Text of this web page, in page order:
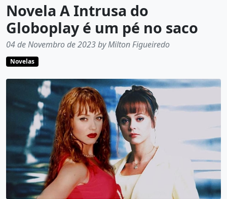
Novela A Intrusa do
Globoplay é um pé no saco
04 de Novembro de 2023 by Milton Figueiredo
Novelas